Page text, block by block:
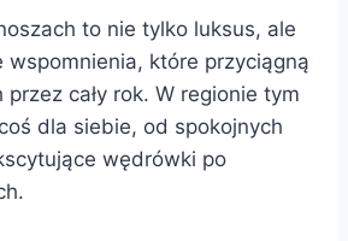
to nie tylko luksus, ale
wspomnienia, które przyciągną
cały rok. W regionie tym
dla siebie, od spokojnych
wędrówki po